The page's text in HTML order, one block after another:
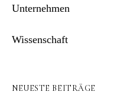
Unternehmen
Wissenschaft
NEUESTE BEITRÄGE